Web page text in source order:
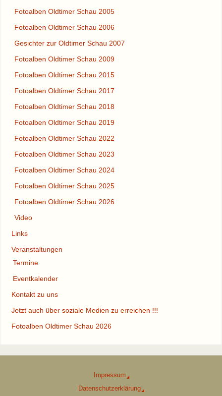
Fotoalben Oldtimer Schau 2005
Fotoalben Oldtimer Schau 2006
Gesichter zur Oldtimer Schau 2007
Fotoalben Oldtimer Schau 2009
Fotoalben Oldtimer Schau 2015
Fotoalben Oldtimer Schau 2017
Fotoalben Oldtimer Schau 2018
Fotoalben Oldtimer Schau 2019
Fotoalben Oldtimer Schau 2022
Fotoalben Oldtimer Schau 2023
Fotoalben Oldtimer Schau 2024
Fotoalben Oldtimer Schau 2025
Fotoalben Oldtimer Schau 2026
Video
Links
Veranstaltungen
Termine
Eventkalender
Kontakt zu uns
Jetzt auch über soziale Medien zu erreichen !!!
Fotoalben Oldtimer Schau 2026
Impressum
Datenschutzerklärung